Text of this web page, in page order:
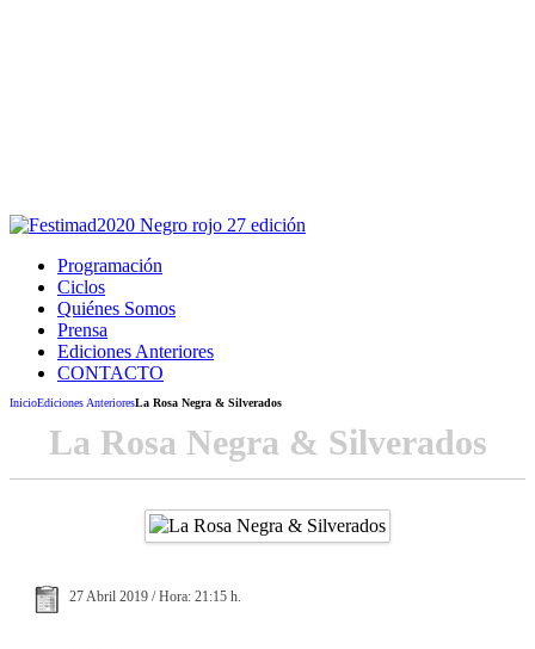
Programación
Ciclos
Quiénes Somos
Prensa
Ediciones Anteriores
CONTACTO
InicioEdiciones AnterioresLa Rosa Negra & Silverados
La Rosa Negra & Silverados
27 Abril 2019 / Hora: 21:15 h.